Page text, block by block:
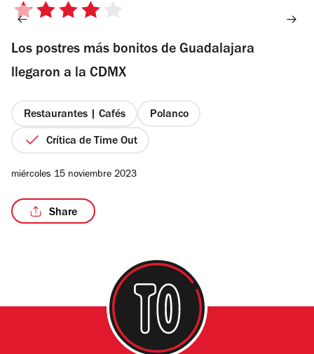
4
5
estrellas
Los postres más bonitos de Guadalajara
llegaron a la CDMX
Restaurantes | Cafés Polanco
Crítica de Time Out
miércoles 15 noviembre 2023
Share